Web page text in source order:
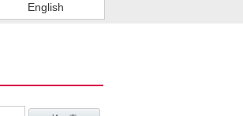
English